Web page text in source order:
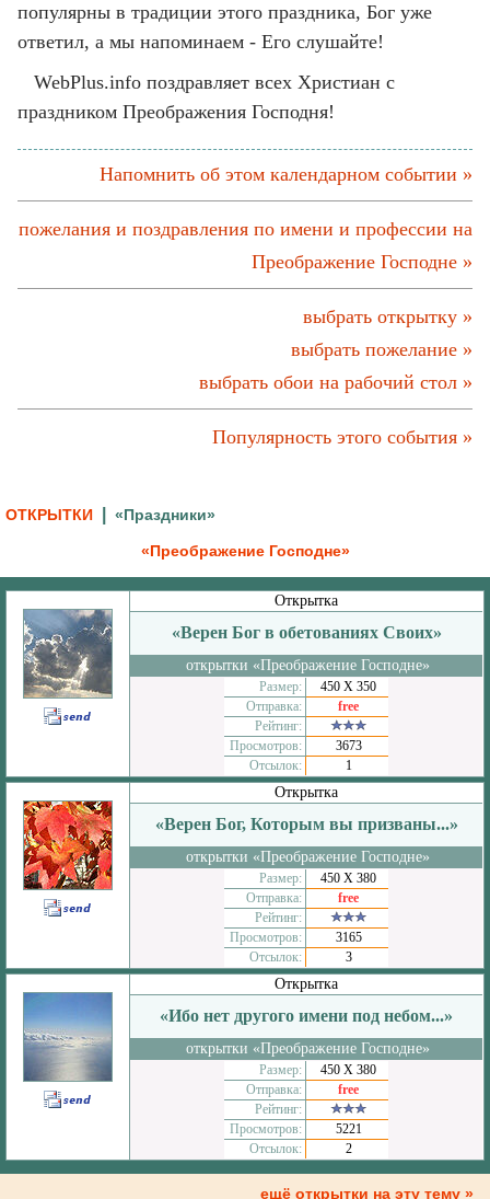
популярны в традиции этого праздника, Бог уже
ответил, а мы напоминаем - Его слушайте!
WebPlus.info поздравляет всех Христиан с
праздником Преображения Господня!
Напомнить об этом календарном событии »
пожелания и поздравления по имени и профессии на
Преображение Господне »
выбрать открытку »
выбрать пожелание »
выбрать обои на рабочий стол »
Популярность этого события »
ОТКРЫТКИ «Праздники»
«Преображение Господне»
Открытка
«Верен Бог в обетованиях Своих»
открытки «Преображение Господне»
Размер:
450 Х 350
Отправка:
free
Рейтинг:
Просмотров:
3673
Отсылок:
1
Открытка
«Верен Бог, Которым вы призваны...»
открытки «Преображение Господне»
Размер:
450 Х 380
Отправка:
free
Рейтинг:
Просмотров:
3165
Отсылок:
3
Открытка
«Ибо нет другого имени под небом...»
открытки «Преображение Господне»
Размер:
450 Х 380
Отправка:
free
Рейтинг:
Просмотров:
5221
Отсылок:
2
ещё открытки на эту тему »